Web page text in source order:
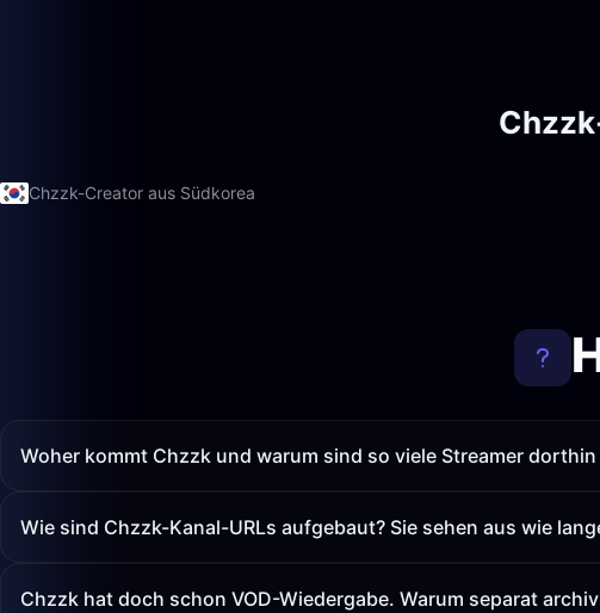
Chzzk-Creator aus Südkorea
Woher kommt Chzzk und warum sind so viele Streamer
Wie sind Chzzk-Kanal-URLs aufgebaut? Sie sehen aus wie
Chzzk hat doch schon VOD-Wiedergabe. Warum separat